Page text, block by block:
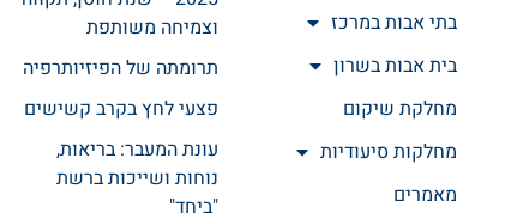
בתי אבות במרכז
בית אבות בשרון
מחלקת שיקום
מחלקות סיעודיות
מאמרים
וצמיחה משותפת
תרומתה של הפיזיותרפיה
פצעי לחץ בקרב קשישים
עונת המעבר: בריאות,
נוחות ושייכות ברשת
"ביחד"